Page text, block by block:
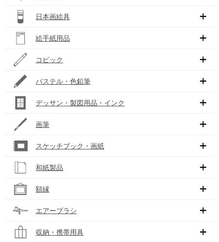
日本画絵具
絵手紙用品
コピック
パステル・色鉛筆
デッサン・製図用品・インク
画筆
スケッチブック・画紙
和紙製品
額縁
エアーブラシ
収納・携帯用具